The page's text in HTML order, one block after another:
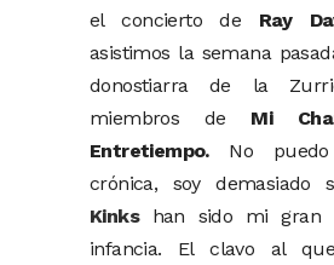
el concierto de Ray
asistimos la semana
donostiarra de la
miembros de Mi
Entretiempo. No
crónica, soy demasiado
Kinkshan sido mi gran
infancia. El clavo al